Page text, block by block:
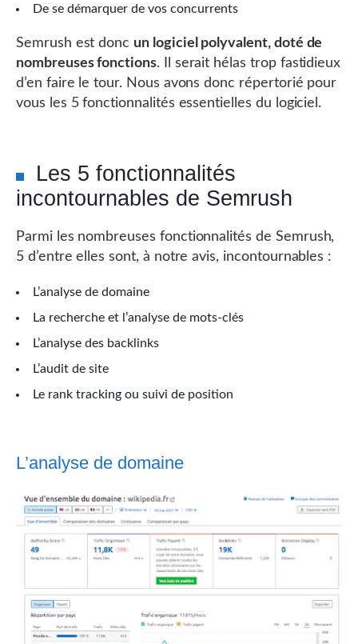
De se démarquer de vos concurrents
Semrush est donc un logiciel polyvalent, doté de
nombreuses fonctions. Il serait hélas trop fastidieux
d’en faire le tour. Nous avons donc répertorié pour
vous les 5 fonctionnalités essentielles du logiciel.
Les 5 fonctionnalités
incontournables de Semrush
Parmi les nombreuses fonctionnalités de Semrush,
5 d’entre elles sont, à notre avis, incontournables :
L’analyse de domaine
La recherche et l’analyse de mots-clés
L’analyse des backlinks
L’audit de site
Le rank tracking ou suivi de position
L’analyse de domaine